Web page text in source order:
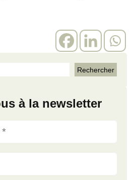
à la newsletter